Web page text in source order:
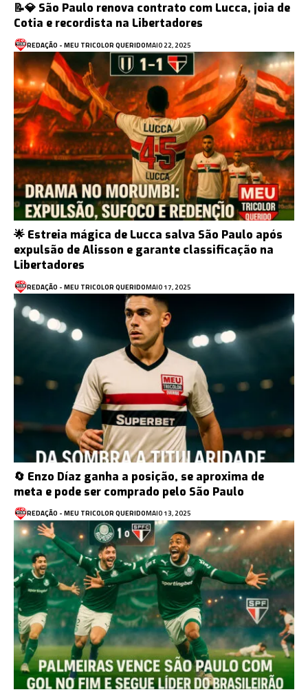
📝💎 São Paulo renova contrato com Lucca, joia de
Cotia e recordista na Libertadores
REDAÇÃO - MEU TRICOLOR QUERIDOMAIO 22, 2025
🌟 Estreia mágica de Lucca salva São Paulo após
expulsão de Alisson e garante classificação na
Libertadores
REDAÇÃO - MEU TRICOLOR QUERIDOMAIO 17, 2025
🔄 Enzo Díaz ganha a posição, se aproxima de
meta e pode ser comprado pelo São Paulo
REDAÇÃO - MEU TRICOLOR QUERIDOMAIO 13, 2025